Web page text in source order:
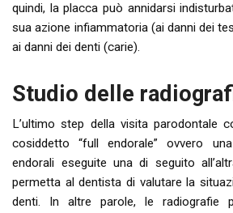
quindi, la placca può annidarsi
sua azione infiammatoria (ai danni dei
ai danni dei denti (carie).
Studio delle
L’ultimo step della visita parodontale
cosiddetto “full endorale” ovvero
endorali eseguite una di seguito
permetta al dentista di valutare la
denti. In altre parole, le radiografie